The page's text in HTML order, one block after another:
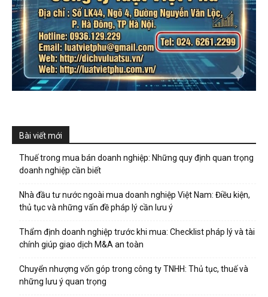
Bài viết mới
Thuế trong mua bán doanh nghiệp: Những quy định quan trọng
doanh nghiệp cần biết
Nhà đầu tư nước ngoài mua doanh nghiệp Việt Nam: Điều kiện,
thủ tục và những vấn đề pháp lý cần lưu ý
Thẩm định doanh nghiệp trước khi mua: Checklist pháp lý và tài
chính giúp giao dịch M&A an toàn
Chuyển nhượng vốn góp trong công ty TNHH: Thủ tục, thuế và
những lưu ý quan trọng